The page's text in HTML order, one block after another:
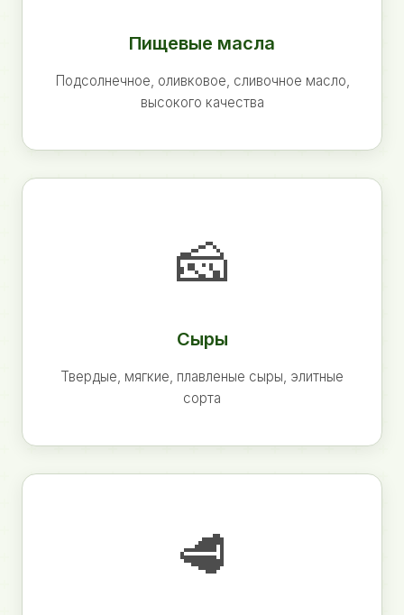
Пищевые масла
Подсолнечное, оливковое, сливочное масло,
высокого качества
🧀
Сыры
Твердые, мягкие, плавленые сыры, элитные
сорта
🥩